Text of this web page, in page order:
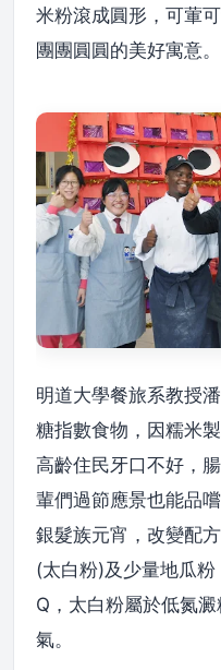
米粉滾成圓形，可葷
團團圓圓的美好寓意。
明道大學餐旅系教授
糖指數食物，因糯米
高齡住民牙口不好，
輩們過節應景也能品
銀髮族元宵，改變配
(太白粉)及少量地瓜
Q，太白粉屬於低氮
氣。